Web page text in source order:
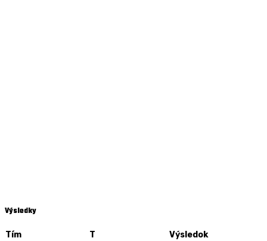
Výsledky
Tím T
Výsledok